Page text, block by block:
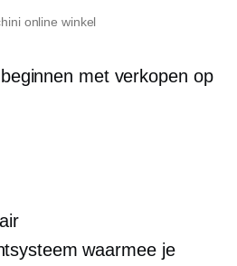
online winkel
met verkopen op
waarmee je